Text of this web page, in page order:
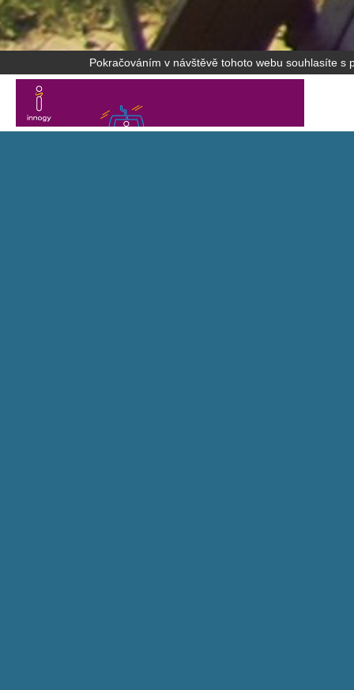
Pokračováním v návštěvě tohoto webu souhlasíte